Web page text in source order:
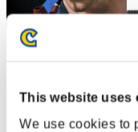
This website uses
We use cookies to
Bob G.
RANK
2